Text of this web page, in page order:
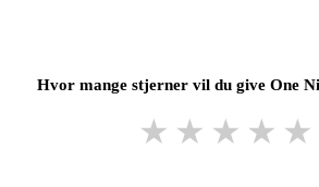
Hvor mange stjerner vil du give One
★ ★ ★ ★ ★